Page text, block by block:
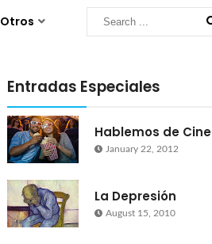
Otros
Entradas Especiales
Hablemos de Cine
January 22, 2012
La Depresión
August 15, 2010